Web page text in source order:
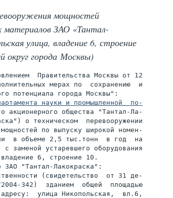
мощностей
материалов ЗАО «Тантал-
улица, владение 6, строение
города Москвы)
Правительства Москвы от 12
мерах по  сохранению  и
потенциала города Москвы":
науки и промышленной  по-
акционерного общества "Тантал-Ла-
о техническом  перевооружении
по выпуску широкой номен-
в объеме 2,5 тыс.тонн  в год  на
заменой устаревшего оборудования
6, строение 10.
ЗАО "Тантал-Лакокраска":
(свидетельство  от 31 де-
342)  зданием  общей  площадью
улица Никопольская,  вл.6,